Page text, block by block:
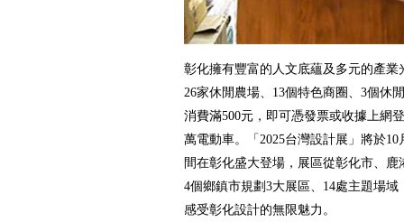
彰化擁有豐富的人文底蘊及多元的產業
26家休閒農場、13個特色商圈、3個休
消費滿500元，即可憑發票或收據上網
萬電動車。「2025台灣設計展」將於10
間在彰化盛大登場，展區從彰化市、
4個鄉鎮市規劃3大展區、14處主題場
感受彰化設計的無限魅力。